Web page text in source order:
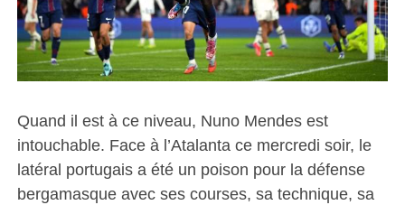
Quand il est à ce niveau, Nuno Mendes est
intouchable. Face à l’Atalanta ce mercredi soir, le
latéral portugais a été un poison pour la défense
bergamasque avec ses courses, sa technique, sa